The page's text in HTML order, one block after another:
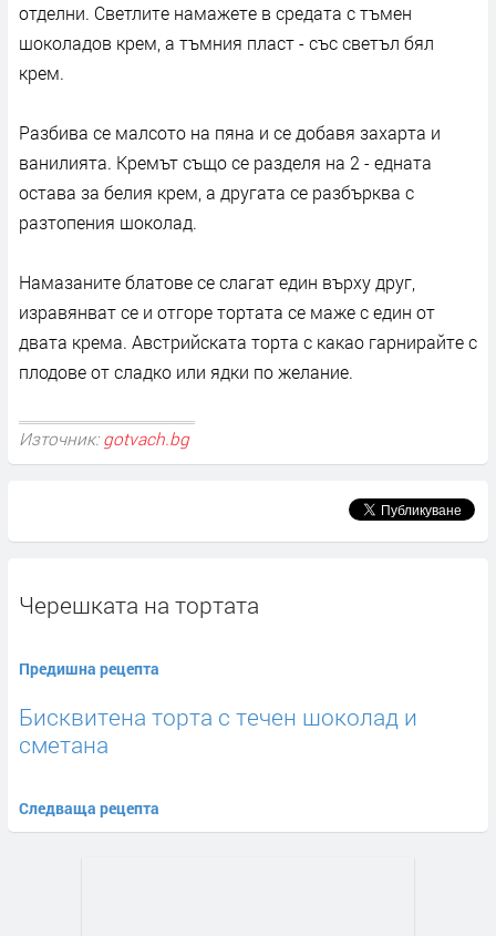
отделни. Светлите намажете в средата с тъмен
шоколадов крем, а тъмния пласт - със светъл бял
крем.
Разбива се малсото на пяна и се добавя захарта и
ванилията. Кремът също се разделя на 2 - едната
остава за белия крем, а другата се разбърква с
разтопения шоколад.
Намазаните блатове се слагат един върху друг,
изравянват се и отгоре тортата се маже с един от
двата крема. Австрийската торта с какао гарнирайте с
плодове от сладко или ядки по желание.
Източник: gotvach.bg
Черешката на тортата
Предишна рецепта
Бисквитена торта с течен шоколад и
сметана
Следваща рецепта